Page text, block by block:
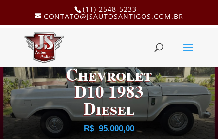
(11) 2548-5233
CONTATO@JSAUTOSANTIGOS.COM.BR
Chevrolet
D10 1983
Diesel
R$ 95.000,00